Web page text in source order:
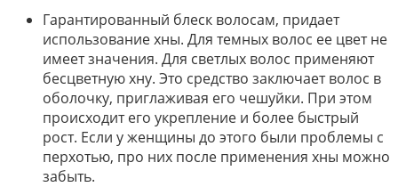
Гарантированный блеск волосам, придает
использование хны. Для темных волос ее цвет не
имеет значения. Для светлых волос применяют
бесцветную хну. Это средство заключает волос в
оболочку, приглаживая его чешуйки. При этом
происходит его укрепление и более быстрый
рост. Если у женщины до этого были проблемы с
перхотью, про них после применения хны можно
забыть.